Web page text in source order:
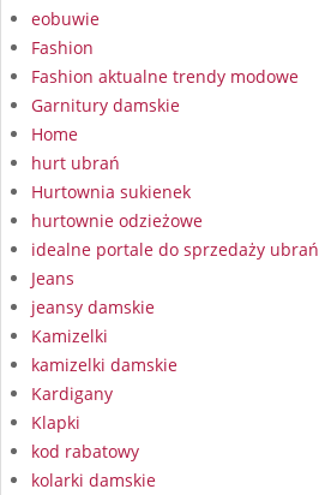
eobuwie
Fashion
Fashion aktualne trendy modowe
Garnitury damskie
Home
hurt ubrań
Hurtownia sukienek
hurtownie odzieżowe
idealne portale do sprzedaży ubrań
Jeans
jeansy damskie
Kamizelki
kamizelki damskie
Kardigany
Klapki
kod rabatowy
kolarki damskie